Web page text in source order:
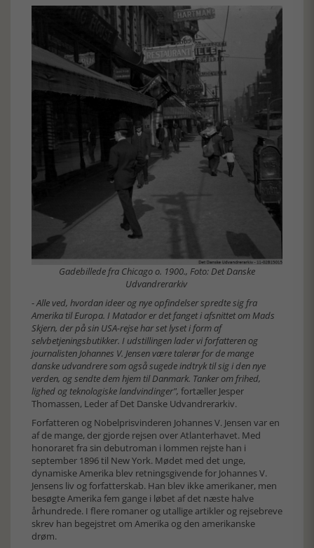
Gadebillede fra Chicago o. 1900., Foto: Det Danske
Udvandrerarkiv
-Alle ved, hvordan ideer og nye opfindelser spredte sig fra
Amerika til Europa. I Matador er det fanget i afsnittet om Mads
Skjern, der på sin USA-rejse har set lyset i form af
selvbetjeningsbutikker. I udstillingen lader vi forfatteren og
journalisten Johannes V. Jensen være talerør for de mange
danske udvandrere som også sugede indtryk til sig i den nye
verden, og sendte dem hjem til Danmark. Tanker om frihed,
lighed og teknologiske landvindinger", fortæller Jesper
Thomassen, Leder af Det Danske Udvandrerarkiv.
Forfatteren og Nobelprisvinderen Johannes V. Jensen var en
af de mange, der gjorde rejsen over Atlanterhavet. Med
honoraret fra sin debutroman i lommen rejste han i
september 1896 til New York. Mødet med det unge,
dynamiske Amerika blev retningsgivende for Johannes V.
Jensens liv og forfatterskab. Han blev ikke amerikaner, men
besøgte Amerika fem gange i løbet af det næste halve
århundrede. I flere romaner og utallige artikler og rejsebreve
skrev han begejstret om Amerika og den amerikanske
drøm.